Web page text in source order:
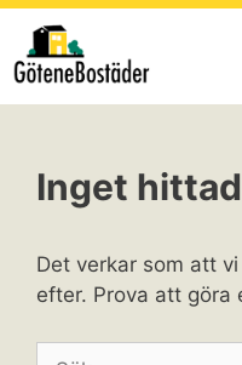
Hoppa
innehåll
Inget
Det verkar som att
efter. Prova att göra